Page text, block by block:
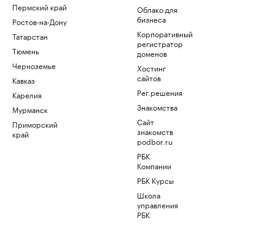
Пермский край
Ростов-на-Дону
Татарстан
Тюмень
Черноземье
Кавказ
Карелия
Мурманск
Приморский
край
Облако для
бизнеса
Корпоративный
регистратор
доменов
Хостинг
сайтов
Рег.решения
Знакомства
Сайт
знакомств
podbor.ru
РБК
Компании
РБК Курсы
Школа
управления
РБК